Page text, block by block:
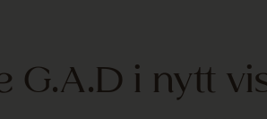
G.A.D i nytt